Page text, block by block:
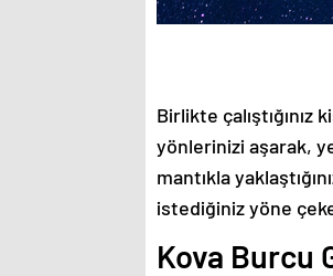
Birlikte
yönlerinizi aşarak,
mantıkla
istediğiniz yöne
Kova Burcu